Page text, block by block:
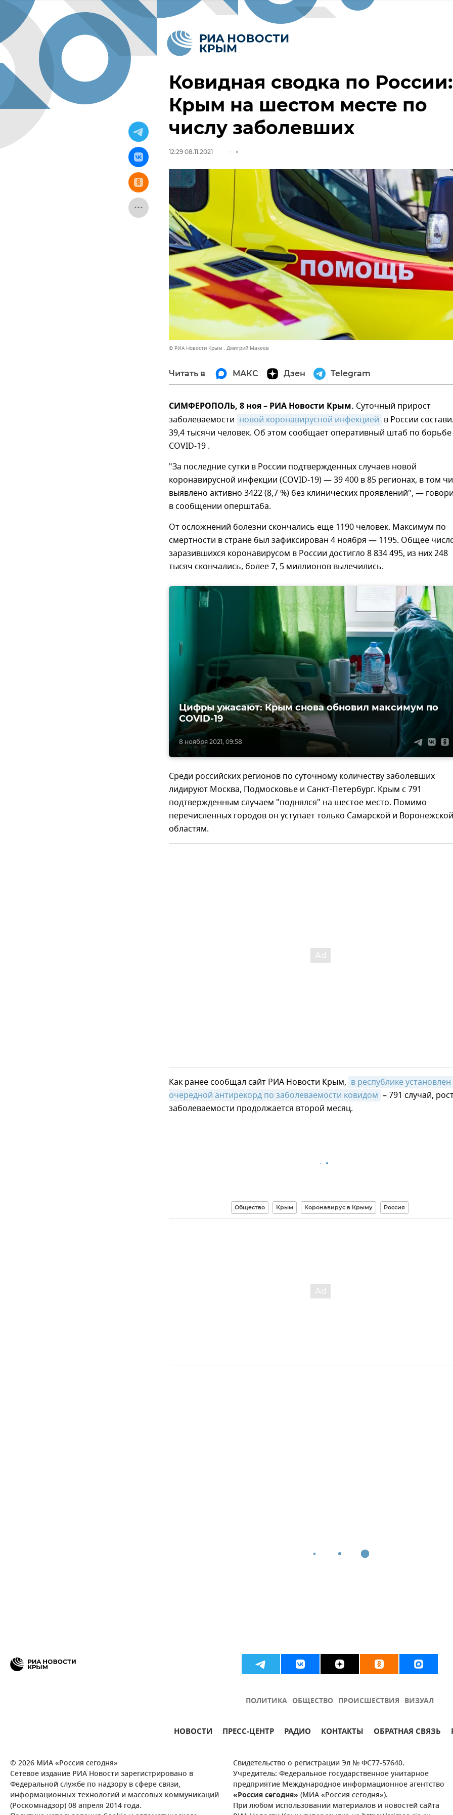
Ковидная сводка по России:
Крым на шестом месте по
числу заболевших
12:29 08.11.2021
© РИА Новости Крым . Дмитрий Макеев
Читать в МАКС Дзен Telegram
СИМФЕРОПОЛЬ, 8 ноя – РИА Новости Крым. Суточный прирост
заболеваемости новой коронавирусной инфекцией в России
39,4 тысячи человек. Об этом сообщает оперативный штаб по борьбе
COVID-19 .
"За последние сутки в России подтвержденных случаев новой
коронавирусной инфекции (COVID-19) — 39 400 в 85 регионах, в том
выявлено активно 3422 (8,7 %) без клинических проявлений", —
в сообщении оперштаба.
От осложнений болезни скончались еще 1190 человек. Максимум по
смертности в стране был зафиксирован 4 ноября — 1195. Общее
заразившихся коронавирусом в России достигло 8 834 495, из них 248
тысяч скончались, более 7, 5 миллионов вылечились.
8 ноября 2021, 09:58
Цифры ужасают: Крым снова обновил максимум по
COVID-19
Среди российских регионов по суточному количеству заболевших
лидируют Москва, Подмосковье и Санкт-Петербург. Крым с 791
подтвержденным случаем "поднялся" на шестое место. Помимо
перечисленных городов он уступает только Самарской и Воронежской
областям.
Как ранее сообщал сайт РИА Новости Крым, в республике установлен
очередной антирекорд по заболеваемости ковидом – 791 случай,
заболеваемости продолжается второй месяц.
Общество Крым Коронавирус в Крыму Россия
ПОЛИТИКА ОБЩЕСТВО ПРОИСШЕСТВИЯ ВИЗУАЛ
НОВОСТИ ПРЕСС-ЦЕНТР РАДИО КОНТАКТЫ ОБРАТНАЯ СВЯЗЬ
© 2026 МИА «Россия сегодня»
Сетевое издание РИА Новости зарегистрировано в
Федеральной службе по надзору в сфере связи,
информационных технологий и массовых коммуникаций
(Роскомнадзор) 08 апреля 2014 года.
Свидетельство о регистрации Эл № ФС77-57640.
Учредитель: Федеральное государственное унитарное
предприятие Международное информационное агентство
«Россия сегодня» (МИА «Россия сегодня»).
При любом использовании материалов и новостей сайта